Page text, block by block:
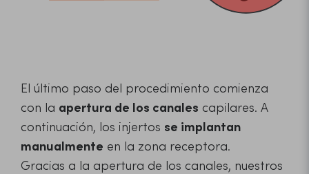
El último paso del procedimiento comienza
con la apertura de los canales capilares. A
continuación, los injertos se implantan
manualmente en la zona receptora.
Gracias a la apertura de los canales, nuestros